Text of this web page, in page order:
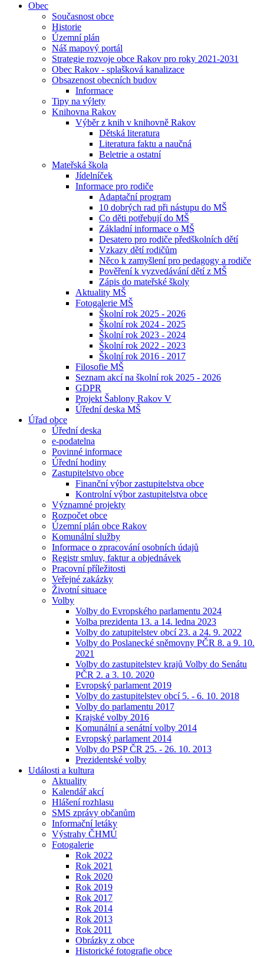
Obec
Současnost obce
Historie
Územní plán
Náš mapový portál
Strategie rozvoje obce Rakov pro roky 2021-2031
Obec Rakov - splašková kanalizace
Obsazenost obecních budov
Informace
Tipy na výlety
Knihovna Rakov
Výběr z knih v knihovně Rakov
Dětská literatura
Literatura faktu a naučná
Beletrie a ostatní
Mateřská škola
Jídelníček
Informace pro rodiče
Adaptační program
10 dobrých rad při nástupu do MŠ
Co děti potřebují do MŠ
Základní informace o MŠ
Desatero pro rodiče předškolních dětí
Vzkazy dětí rodičům
Něco k zamyšlení pro pedagogy a rodiče
Pověření k vyzvedávání dětí z MŠ
Zápis do mateřské školy
Aktuality MŠ
Fotogalerie MŠ
Školní rok 2025 - 2026
Školní rok 2024 - 2025
Školní rok 2023 - 2024
Školní rok 2022 - 2023
Školní rok 2016 - 2017
Filosofie MŠ
Seznam akcí na školní rok 2025 - 2026
GDPR
Projekt Šablony Rakov V
Úřední deska MŠ
Úřad obce
Úřední deska
e-podatelna
Povinné informace
Úřední hodiny
Zastupitelstvo obce
Finanční výbor zastupitelstva obce
Kontrolní výbor zastupitelstva obce
Významné projekty
Rozpočet obce
Územní plán obce Rakov
Komunální služby
Informace o zpracování osobních údajů
Registr smluv, faktur a objednávek
Pracovní příležitosti
Veřejné zakázky
Životní situace
Volby
Volby do Evropského parlamentu 2024
Volba prezidenta 13. a 14. ledna 2023
Volby do zatupitelstev obcí 23. a 24. 9. 2022
Volby do Poslanecké sněmovny PČR 8. a 9. 10.
2021
Volby do zastupitelstev krajů Volby do Senátu
PČR 2. a 3. 10. 2020
Evropský parlament 2019
Volby do zastupitelstev obcí 5. - 6. 10. 2018
Volby do parlamentu 2017
Krajské volby 2016
Komunální a senátní volby 2014
Evropský parlament 2014
Volby do PSP ČR 25. - 26. 10. 2013
Prezidentské volby
Události a kultura
Aktuality
Kalendář akcí
Hlášení rozhlasu
SMS zprávy občanům
Informační letáky
Výstrahy ČHMÚ
Fotogalerie
Rok 2022
Rok 2021
Rok 2020
Rok 2019
Rok 2017
Rok 2014
Rok 2013
Rok 2011
Obrázky z obce
Historické fotografie obce